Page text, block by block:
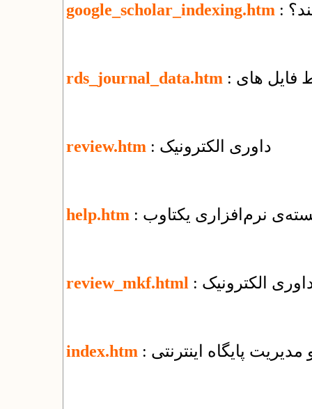
google_scholar_indexing.htm
rds_journal_data.htm
review.htm : داوری الکترونیک
help.htm نرم‌افزاری یکتاوب
review_mkf.html الکترونیک
index.htm پایگاه اینترنتی